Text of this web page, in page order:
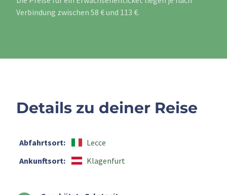
Verbindung zwischen 58 € und 113 €.
Details zu deiner Reise
Abfahrtsort:
Lecce
Ankunftsort:
Klagenfurt